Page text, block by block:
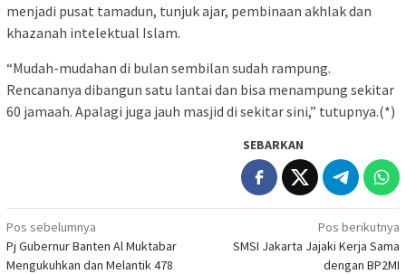
menjadi pusat tamadun, tunjuk ajar, pembinaan akhlak dan
khazanah intelektual Islam.
“Mudah-mudahan di bulan sembilan sudah rampung.
Rencananya dibangun satu lantai dan bisa menampung sekitar
60 jamaah. Apalagi juga jauh masjid di sekitar sini,” tutupnya.(*)
SEBARKAN
Navigasi
pos
Pos sebelumnya
Pj Gubernur Banten Al Muktabar
Mengukuhkan dan Melantik 478
Pos berikutnya
SMSI Jakarta Jajaki Kerja Sama
dengan BP2MI